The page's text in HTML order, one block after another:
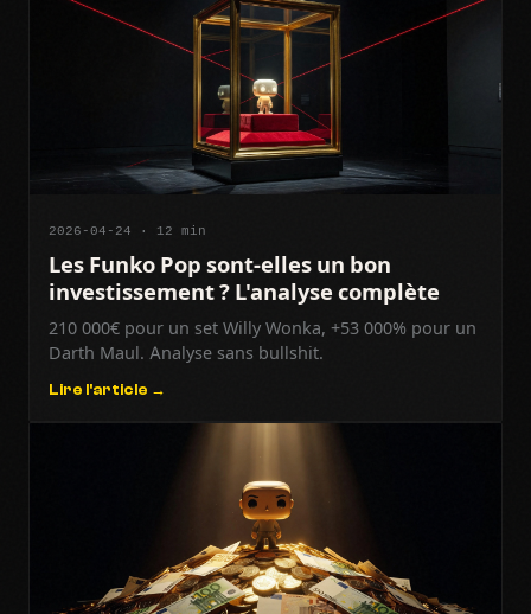
2026-04-24 · 12 min
Les Funko Pop sont-elles un bon
investissement ? L'analyse complète
210 000€ pour un set Willy Wonka, +53 000% pour un
Darth Maul. Analyse sans bullshit.
Lire l'article →